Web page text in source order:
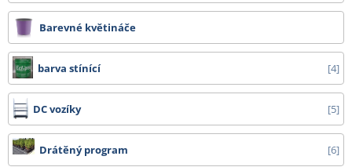
Barevné květináče
barva stínící 4
DC vozíky 5
Drátěný program 6